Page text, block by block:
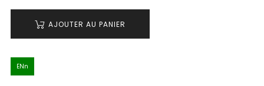
AJOUTER AU PANIER
ENn